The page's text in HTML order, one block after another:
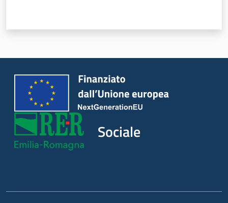
Servizi
Leggi Atti Bandi
Piani Programmi
Sociale